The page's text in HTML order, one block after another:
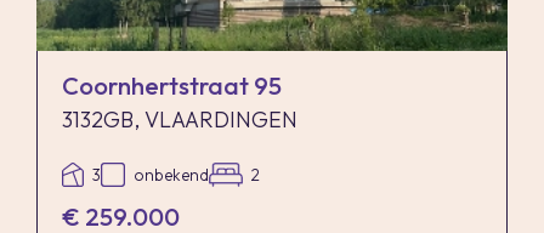
Coornhertstraat 95
3132GB, VLAARDINGEN
3 onbekend 2
€ 259.000